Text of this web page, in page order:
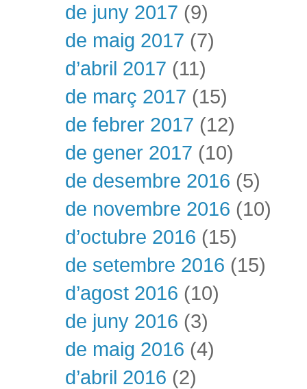
de juny 2017 (9)
de maig 2017 (7)
d’abril 2017 (11)
de març 2017 (15)
de febrer 2017 (12)
de gener 2017 (10)
de desembre 2016 (5)
de novembre 2016 (10)
d’octubre 2016 (15)
de setembre 2016 (15)
d’agost 2016 (10)
de juny 2016 (3)
de maig 2016 (4)
d’abril 2016 (2)